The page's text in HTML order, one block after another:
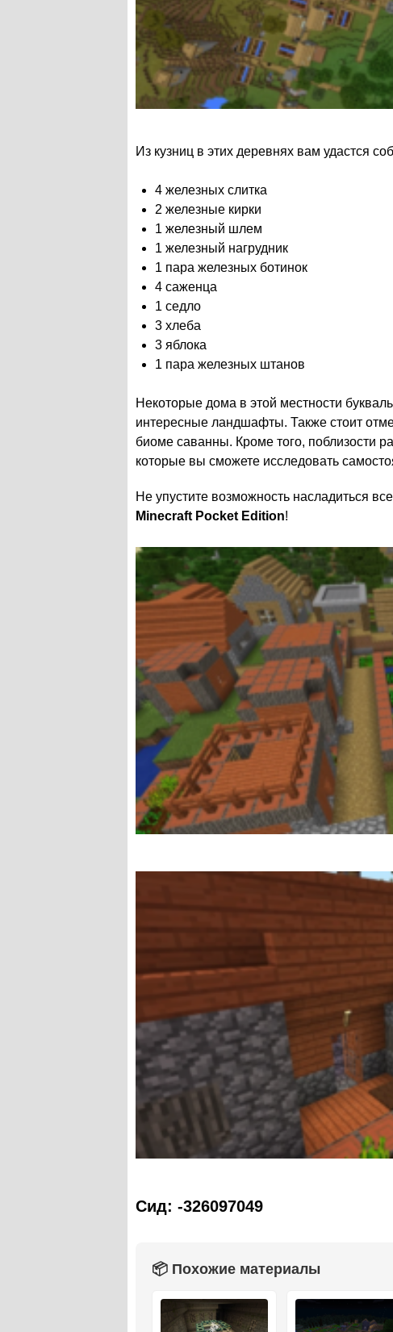
Из кузниц в этих деревнях вам удастся
4 железных слитка
2 железные кирки
1 железный шлем
1 железный нагрудник
1 пара железных ботинок
4 саженца
1 седло
3 хлеба
3 яблока
1 пара железных штанов
Некоторые дома в этой местности
интересные ландшафты. Также стоит
биоме саванны. Кроме того, поблизости
которые вы сможете исследовать
Не упустите возможность насладиться
Minecraft Pocket Edition!
Сид:-326097049
📦 Похожие материалы